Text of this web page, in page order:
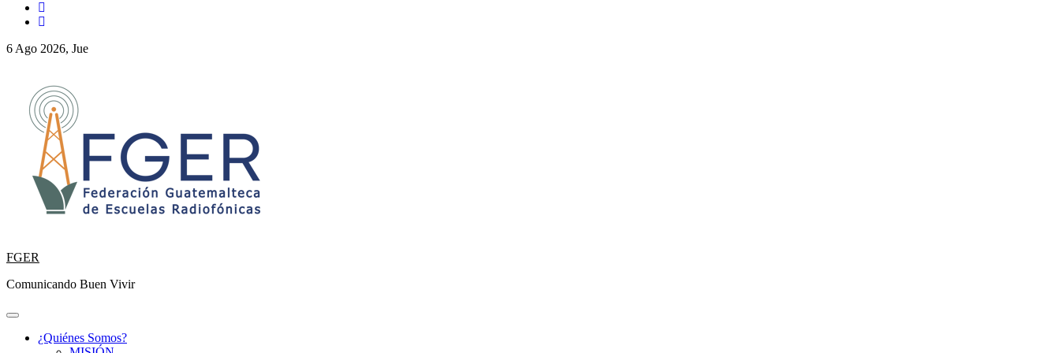
6 Ago 2026, Jue
FGER
Comunicando Buen Vivir
¿Quiénes Somos?